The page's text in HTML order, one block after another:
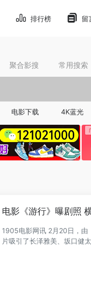
排行榜 留
聚合影搜 常用搜索
电影下载 4K蓝光
电影《游行》曝剧照
1905电影网讯 2月20日，由
片吸引了长泽雅美、坂口健